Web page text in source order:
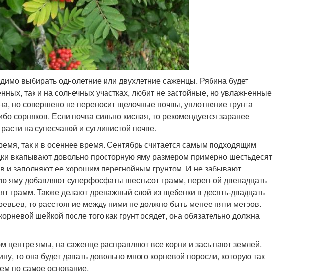
выбирать однолетние или двухлетние саженцы. Рябина будет
так и на солнечных участках, любит не застойные, но увлажненные
но совершено не переносит щелочные почвы, уплотнение грунта
сорняков. Если почва сильно кислая, то рекомендуется заранее
на супесчаной и суглинистой почве.
так и в осеннее время. Сентябрь считается самым подходящим
вкапывают довольно просторную яму размером примерно шестьдесят
и заполняют ее хорошим перегнойным грунтом. И не забывают
яму добавляют суперфосфаты шестьсот грамм, перегной двенадцать
грамм. Также делают дренажный слой из щебенки в десять-двадцать
то расстояние между ними не должно быть менее пяти метров.
шейкой после того как грунт осядет, она обязательно должна
центре ямы, на саженце расправляют все корни и засыпают землей.
то она будет давать довольно много корневой поросли, которую так
по самое основание.